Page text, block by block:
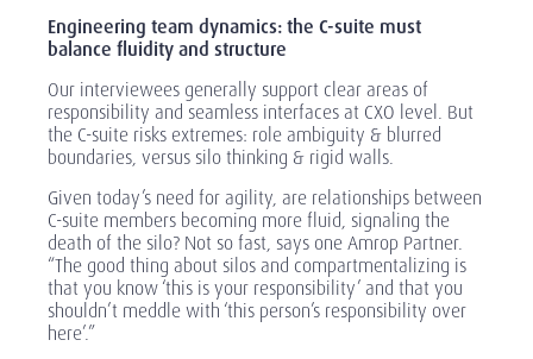
Engineering team dynamics: the C-suite must
balance fluidity and structure
Our interviewees generally support clear areas of
responsibility and seamless interfaces at CXO level. But
the C-suite risks extremes: role ambiguity & blurred
boundaries, versus silo thinking & rigid walls.
Given today’s need for agility, are relationships between
C-suite members becoming more fluid, signaling the
death of the silo? Not so fast, says one Amrop Partner.
“The good thing about silos and compartmentalizing is
that you know ‘this is your responsibility’ and that you
shouldn’t meddle with ‘this person’s responsibility over
here’.”